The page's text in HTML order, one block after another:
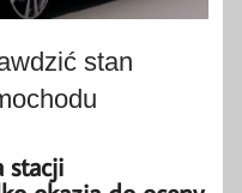
stan
stacji